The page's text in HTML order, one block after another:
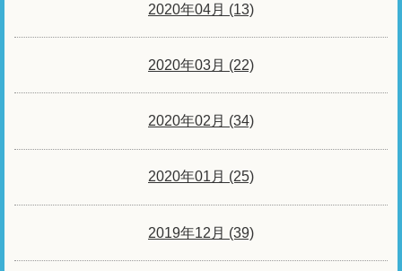
2020年04月 (13)
2020年03月 (22)
2020年02月 (34)
2020年01月 (25)
2019年12月 (39)